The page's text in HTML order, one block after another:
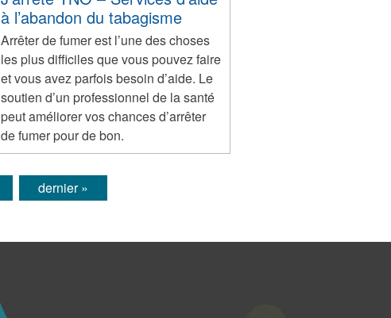
à l’abandon du tabagisme
Arrêter de fumer est l’une des choses
les plus difficiles que vous pouvez faire
et vous avez parfois besoin d’aide. Le
soutien d’un professionnel de la santé
peut améliorer vos chances d’arrêter
de fumer pour de bon.
dernier »